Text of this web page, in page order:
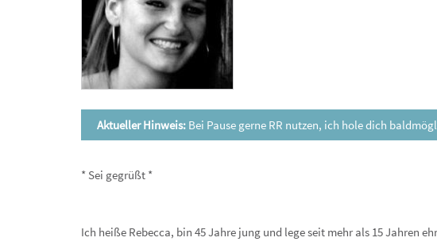
Aktueller Hinweis: Bei Pause gerne RR nutzen, ich hole dich
* Sei gegrüßt *
Ich heiße Rebecca, bin 45 Jahre jung und lege seit mehr als 15 Jahren